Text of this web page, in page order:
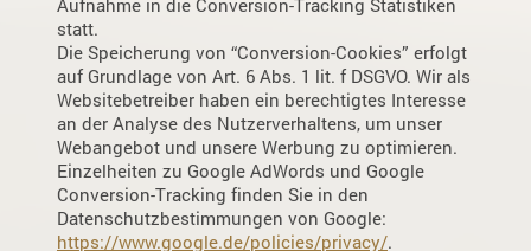
Aufnahme in die Conversion-Tracking Statistiken
statt.
Die Speicherung von “Conversion-Cookies” erfolgt
auf Grundlage von Art. 6 Abs. 1 lit. f DSGVO. Wir als
Websitebetreiber haben ein berechtigtes Interesse
an der Analyse des Nutzerverhaltens, um unser
Webangebot und unsere Werbung zu optimieren.
Einzelheiten zu Google AdWords und Google
Conversion-Tracking finden Sie in den
Datenschutzbestimmungen von Google:
https://www.google.de/policies/privacy/.